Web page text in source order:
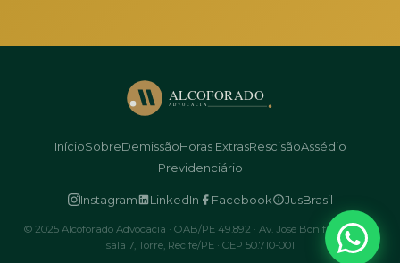
InícioSobreDemissãoHoras ExtrasRescisãoAssédio
Previdenciário
Instagram LinkedIn Facebook JusBrasil
© 2025 Alcoforado Advocacia · OAB/PE 49.892 · Av. José Bonifácio, 1.099,
sala 7, Torre, Recife/PE · CEP 50.710-001